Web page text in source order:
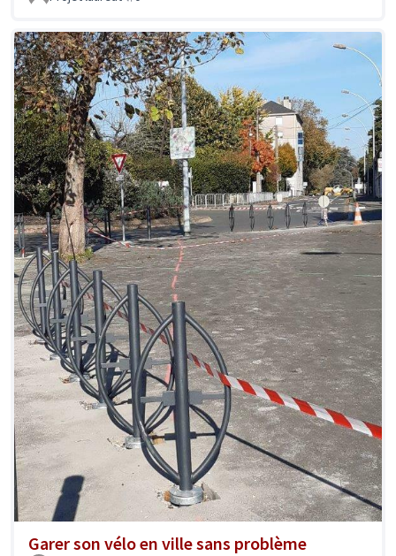
Garer son vélo en ville sans problème